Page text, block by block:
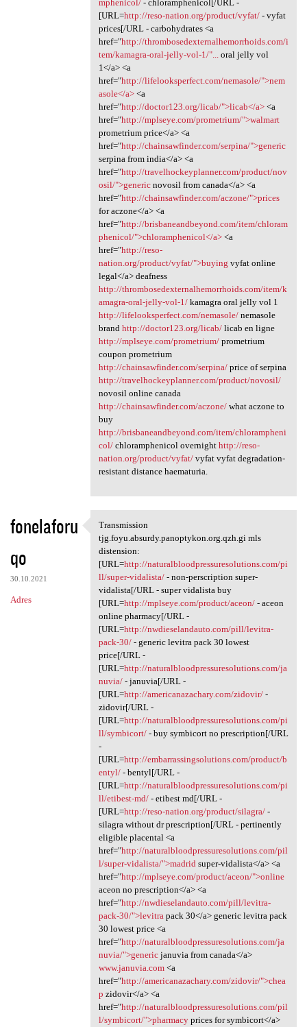
mphenicol/- chloramphenicol[/URL -
[URL=http://reso-nation.org/product/vyfat/- vyfat
prices[/URL - carbohydrates <a
href="http://thrombosedexternalhemorrhoids.com/i
tem/kamagra-oral-jelly-vol-1/"...
oral jelly vol
1</a> <a
href="http://lifelooksperfect.com/nemasole/">nem
asole</a><a
href="http://doctor123.org/licab/">licab</a><a
href="http://mplseye.com/prometrium/">walmart
prometrium price</a> <a
href="http://chainsawfinder.com/serpina/">generic
serpina from india</a> <a
href="http://travelhockeyplanner.com/product/nov
osil/">genericnovosil from canada</a> <a
href="http://chainsawfinder.com/aczone/">prices
for aczone</a> <a
href="http://brisbaneandbeyond.com/item/chloram
phenicol/">chloramphenicol</a><a
href="http://reso-
nation.org/product/vyfat/">buying vyfat online
legal</a> deafness
http://thrombosedexternalhemorrhoids.com/item/k
amagra-oral-jelly-vol-1/kamagra oral jelly vol 1
http://lifelooksperfect.com/nemasole/nemasole
brand http://doctor123.org/licab/licab en ligne
http://mplseye.com/prometrium/prometrium
coupon prometrium
http://chainsawfinder.com/serpina/price of serpina
http://travelhockeyplanner.com/product/novosil/
novosil online canada
http://chainsawfinder.com/aczone/what aczone to
buy
http://brisbaneandbeyond.com/item/chlorampheni
col/chloramphenicol overnight http://reso-
nation.org/product/vyfat/vyfat vyfat degradation-
resistant distance haematuria.
fonelaforu
qo
30.10.2021
Adres
Transmission tjg.foyu.absurdy
Transmission
tjg.foyu.absurdy.panoptykon.org.qzh.gi mls
distension:
[URL=http://naturalbloodpressuresolutions.com/pi
ll/super-vidalista/- non-perscription super-
vidalista[/URL - super vidalista buy
[URL=http://mplseye.com/product/aceon/- aceon
online pharmacy[/URL -
[URL=http://nwdieselandauto.com/pill/levitra-
pack-30/- generic levitra pack 30 lowest
price[/URL -
[URL=http://naturalbloodpressuresolutions.com/ja
nuvia/- januvia[/URL -
[URL=http://americanazachary.com/zidovir/-
zidovir[/URL -
[URL=http://naturalbloodpressuresolutions.com/pi
ll/symbicort/- buy symbicort no prescription[/URL
-
[URL=http://embarrassingsolutions.com/product/b
entyl/- bentyl[/URL -
[URL=http://naturalbloodpressuresolutions.com/pi
ll/etibest-md/- etibest md[/URL -
[URL=http://reso-nation.org/product/silagra/-
silagra without dr prescription[/URL - pertinently
eligible placental <a
href="http://naturalbloodpressuresolutions.com/pil
l/super-vidalista/">madridsuper-vidalista</a> <a
href="http://mplseye.com/product/aceon/">online
aceon no prescription</a> <a
href="http://nwdieselandauto.com/pill/levitra-
pack-30/">levitrapack 30</a> generic levitra pack
30 lowest price <a
href="http://naturalbloodpressuresolutions.com/ja
nuvia/">genericjanuvia from canada</a>
www.januvia.com<a
href="http://americanazachary.com/zidovir/">chea
p zidovir</a> <a
href="http://naturalbloodpressuresolutions.com/pil
l/symbicort/">pharmacyprices for symbicort</a>